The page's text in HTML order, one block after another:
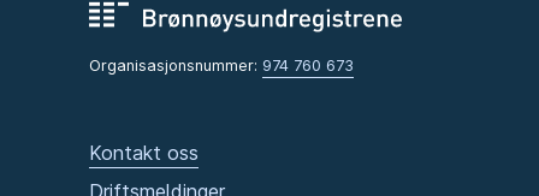
Organisasjonsnummer: 974 760 673
Kontakt oss